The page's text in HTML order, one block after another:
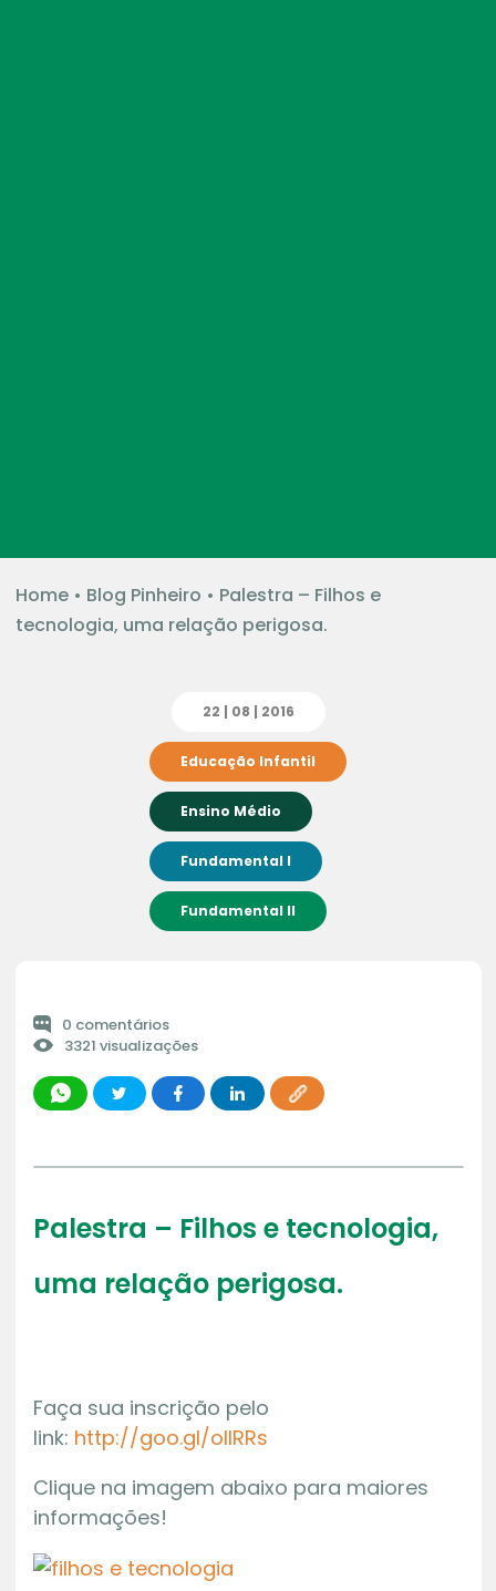
Home• Blog Pinheiro • Palestra – Filhos e
tecnologia, uma relação perigosa.
22 | 08 | 2016
Educação Infantil
Ensino Médio
Fundamental I
Fundamental II
0 comentários
3321 visualizações
Palestra – Filhos e tecnologia,
uma relação perigosa.
Faça sua inscrição pelo
link: http://goo.gl/ollRRs
Clique na imagem abaixo para maiores
informações!